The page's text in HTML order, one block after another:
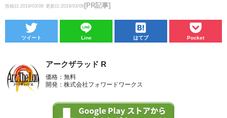
投稿日:2019/03/08 更新日:2019/03/08 [PR記事]
ツイート Line はてブ Pocket
アークザラッド R
価格：無料
開発：株式会社フォワードワークス